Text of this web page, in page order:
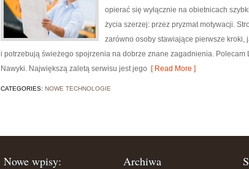
opierać się wyłącznie na obietnicach
życia szerzej: przez pryzmat motywacji.
zarówno osoby stawiające pierwsze kroki,
i potrzebują świeżego spojrzenia na dobrze znane zagadnienia. Polecam
Nawyki. Największą zaletą serwisu jest jego [ Read More ]
CATEGORIES: NOWE TECHNOLOGIE
Nowe wpisy: Archiwa